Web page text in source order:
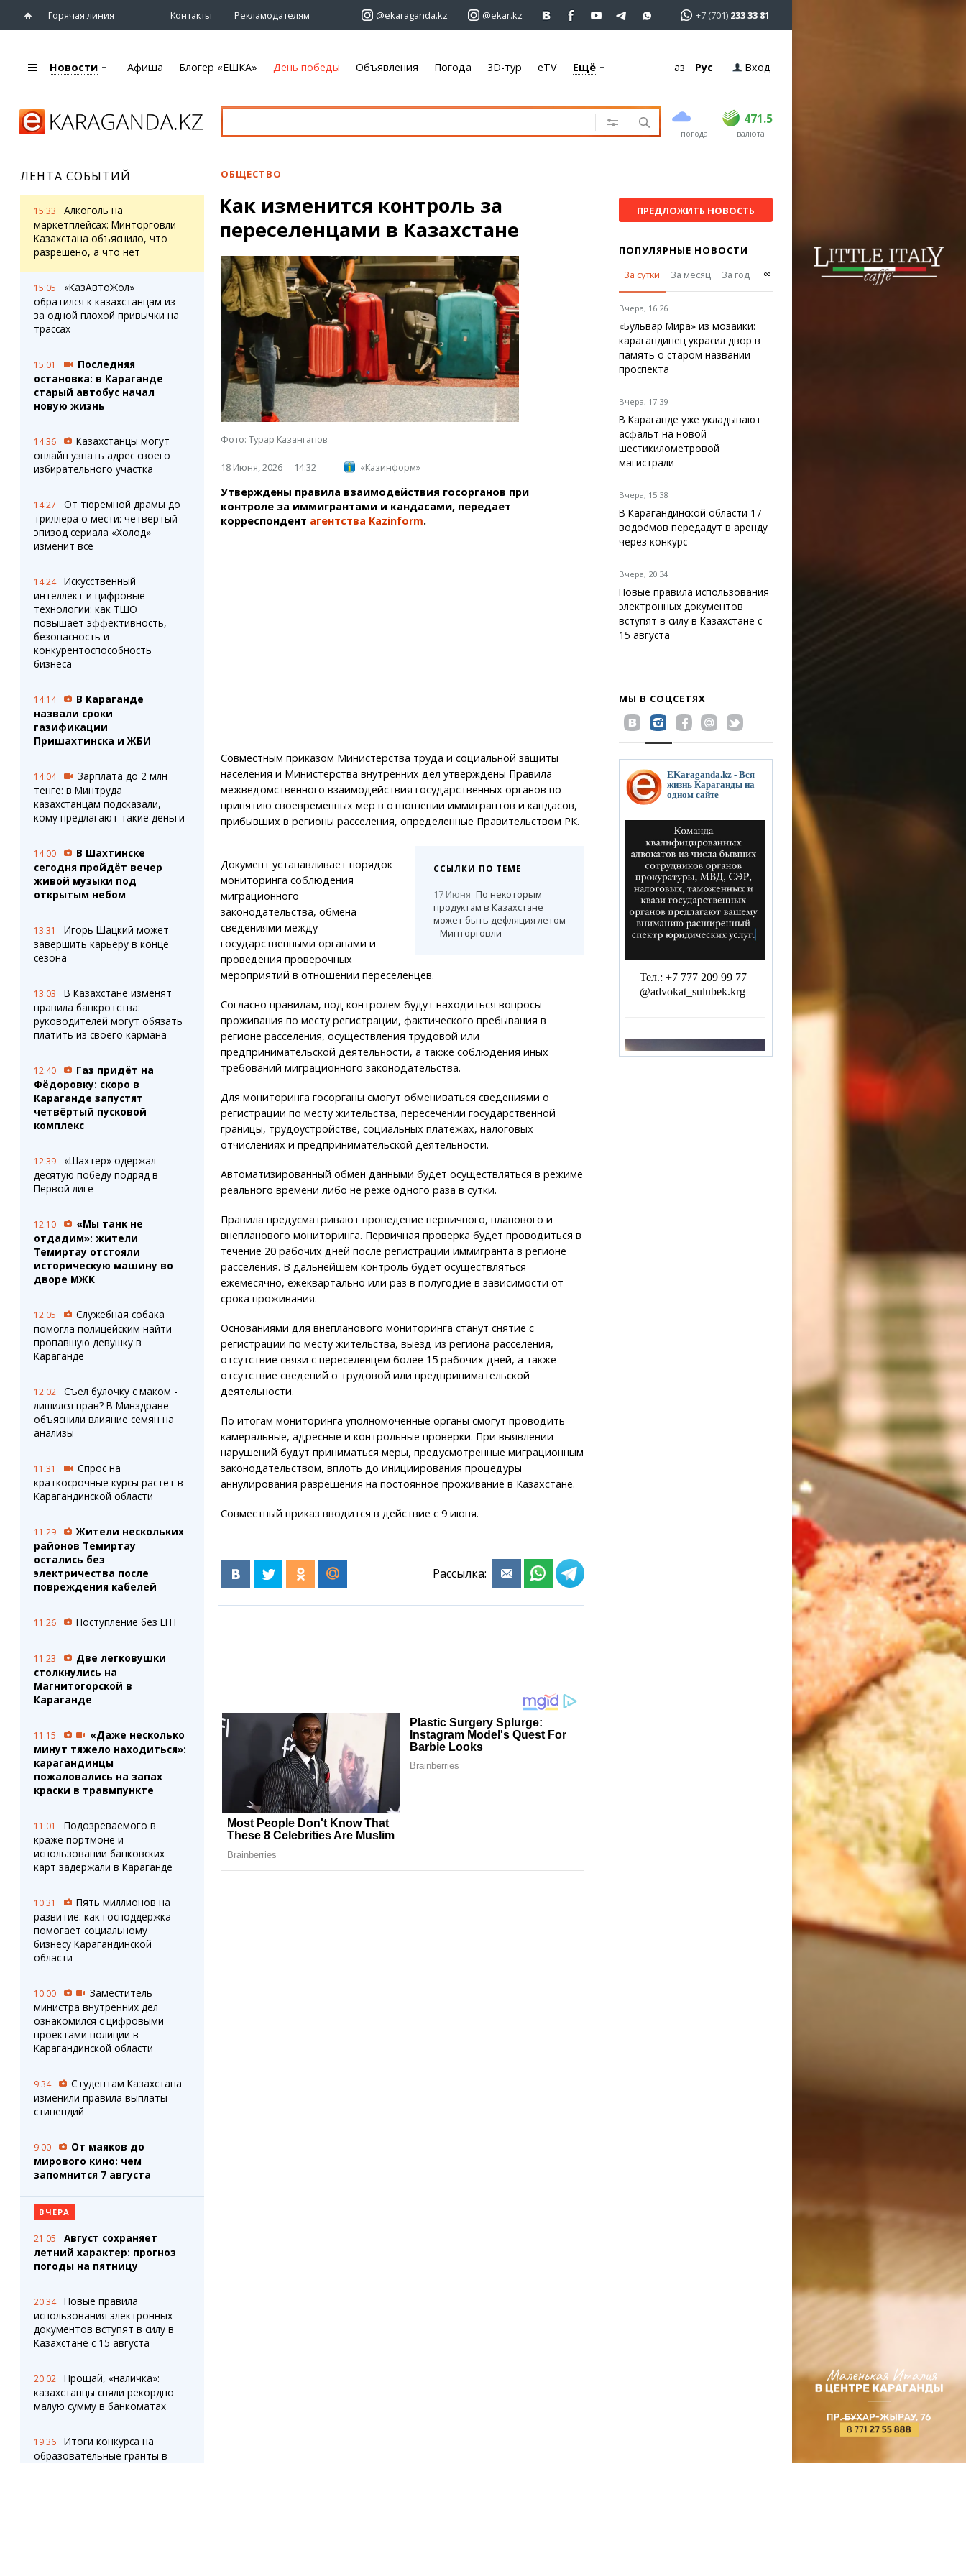
Горячая линия Контакты Рекламодателям @ekaraganda.kz @ekar.kz +7 (701) 233 33 81
Караганды
eTV
Рассылка новостей
Персоны
Интервью
Афиша
Театры
Спорт
Выставки
Цирк и зоопарк
Объявления
Услуги
Электроника
Мебель
Блогер «ЕШКА»
Лента блогера
Штрихи
Коллаж недели
Ешкин гороскоп
Карты
Web-камеры
Пробки
Карта Караганды
Организации
Мой участковый
Перекрытие дорог
Погода
Караганда
Темиртау
Балхаш
Жезказган
Фото
Видео
Переводчик
Автобусные остановки
Каталог компаний
Купить шины, легко!
Новости Афиша Блогер «ЕШКА» День победы Объявления Погода 3D-тур eTV Ещё Қаз Рус Вход
погода
471.5
USD 470.5 471.5
EUR валюта
ЛЕНТА СОБЫТИЙ
15:33
Алкоголь на
маркетплейсах: Минторговли
Казахстана объяснило, что
разрешено, а что нет
15:05
«КазАвтоЖол»
обратился к казахстанцам из-
за одной плохой привычки на
трассах
15:01
Последняя
остановка: в Караганде
старый автобус начал
новую жизнь
14:36
Казахстанцы могут
онлайн узнать адрес своего
избирательного участка
14:27
От тюремной драмы до
триллера о мести: четвертый
эпизод сериала «Холод»
изменит все
14:24
Искусственный
интеллект и цифровые
технологии: как ТШО
повышает эффективность,
безопасность и
конкурентоспособность
бизнеса
14:14
В Караганде
назвали сроки
газификации
Пришахтинска и ЖБИ
14:04
Зарплата до 2 млн
тенге: в Минтруда
казахстанцам подсказали,
кому предлагают такие деньги
14:00
В Шахтинске
сегодня пройдёт вечер
живой музыки под
открытым небом
13:31
Игорь Шацкий может
завершить карьеру в конце
сезона
13:03
В Казахстане изменят
правила банкротства:
руководителей могут обязать
платить из своего кармана
12:40
Газ придёт на
Фёдоровку: скоро в
Караганде запустят
четвёртый пусковой
комплекс
12:39
«Шахтер» одержал
десятую победу подряд в
Первой лиге
12:10
«Мы танк не
отдадим»: жители
Темиртау отстояли
историческую машину во
дворе МЖК
12:05
Служебная собака
помогла полицейским найти
пропавшую девушку в
Караганде
12:02
Съел булочку с маком -
лишился прав? В Минздраве
объяснили влияние семян на
анализы
11:31
Спрос на
краткосрочные курсы растет в
Карагандинской области
11:29
Жители нескольких
районов Темиртау
остались без
электричества после
повреждения кабелей
11:26 Поступление без ЕНТ
11:23
Две легковушки
столкнулись на
Магнитогорской в
Караганде
11:15
«Даже несколько
минут тяжело находиться»:
карагандинцы
пожаловались на запах
краски в травмпункте
11:01
Подозреваемого в
краже портмоне и
использовании банковских
карт задержали в Караганде
10:31
Пять миллионов на
развитие: как господдержка
помогает социальному
бизнесу Карагандинской
области
10:00
Заместитель
министра внутренних дел
ознакомился с цифровыми
проектами полиции в
Карагандинской области
9:34
Студентам Казахстана
изменили правила выплаты
стипендий
9:00
От маяков до
мирового кино: чем
запомнится 7 августа
ВЧЕРА
21:05
Август сохраняет
летний характер: прогноз
погоды на пятницу
20:34
Новые правила
использования электронных
документов вступят в силу в
Казахстане с 15 августа
20:02
Прощай, «наличка»:
казахстанцы сняли рекордно
малую сумму в банкоматах
19:36
Итоги конкурса на
образовательные гранты в
ОБЩЕСТВО
Как изменится контроль за
переселенцами в Казахстане
Фото: Турар Казангапов
18 Июня, 2026 14:32 «Казинформ»
Утверждены правила взаимодействия госорганов при
контроле за иммигрантами и кандасами, передает
корреспондент агентства Kazinform.
Совместным приказом Министерства труда и социальной защиты
населения и Министерства внутренних дел утверждены Правила
межведомственного взаимодействия государственных органов по
принятию своевременных мер в отношении иммигрантов и кандасов,
прибывших в регионы расселения, определенные Правительством РК.
ССЫЛКИ ПО ТЕМЕ
17 Июня По некоторым
продуктам в Казахстане
может быть дефляция летом
– Минторговли
Документ устанавливает порядок
мониторинга соблюдения
миграционного
законодательства, обмена
сведениями между
государственными органами и
проведения проверочных
мероприятий в отношении переселенцев.
Согласно правилам, под контролем будут находиться вопросы
проживания по месту регистрации, фактического пребывания в
регионе расселения, осуществления трудовой или
предпринимательской деятельности, а также соблюдения иных
требований миграционного законодательства.
Для мониторинга госорганы смогут обмениваться сведениями о
регистрации по месту жительства, пересечении государственной
границы, трудоустройстве, социальных платежах, налоговых
отчислениях и предпринимательской деятельности.
Автоматизированный обмен данными будет осуществляться в режиме
реального времени либо не реже одного раза в сутки.
Правила предусматривают проведение первичного, планового и
внепланового мониторинга. Первичная проверка будет проводиться в
течение 20 рабочих дней после регистрации иммигранта в регионе
расселения. В дальнейшем контроль будет осуществляться
ежемесячно, ежеквартально или раз в полугодие в зависимости от
срока проживания.
Основаниями для внепланового мониторинга станут снятие с
регистрации по месту жительства, выезд из региона расселения,
отсутствие связи с переселенцем более 15 рабочих дней, а также
отсутствие сведений о трудовой или предпринимательской
деятельности.
По итогам мониторинга уполномоченные органы смогут проводить
камеральные, адресные и контрольные проверки. При выявлении
нарушений будут приниматься меры, предусмотренные миграционным
законодательством, вплоть до инициирования процедуры
аннулирования разрешения на постоянное проживание в Казахстане.
Совместный приказ вводится в действие с 9 июня.
Рассылка:
ПРЕДЛОЖИТЬ НОВОСТЬ
ПОПУЛЯРНЫЕ НОВОСТИ
За сутки
За месяц За год ∞
Вчера, 16:26
«Бульвар Мира» из мозаики:
карагандинец украсил двор в
память о старом названии
проспекта
Вчера, 17:39
В Караганде уже укладывают
асфальт на новой
шестикилометровой
магистрали
Вчера, 15:38
В Карагандинской области 17
водоёмов передадут в аренду
через конкурс
Вчера, 20:34
Новые правила использования
электронных документов
вступят в силу в Казахстане с
15 августа
МЫ В СОЦСЕТЯХ
EKaraganda.kz - Вся
жизнь Караганды на
одном сайте